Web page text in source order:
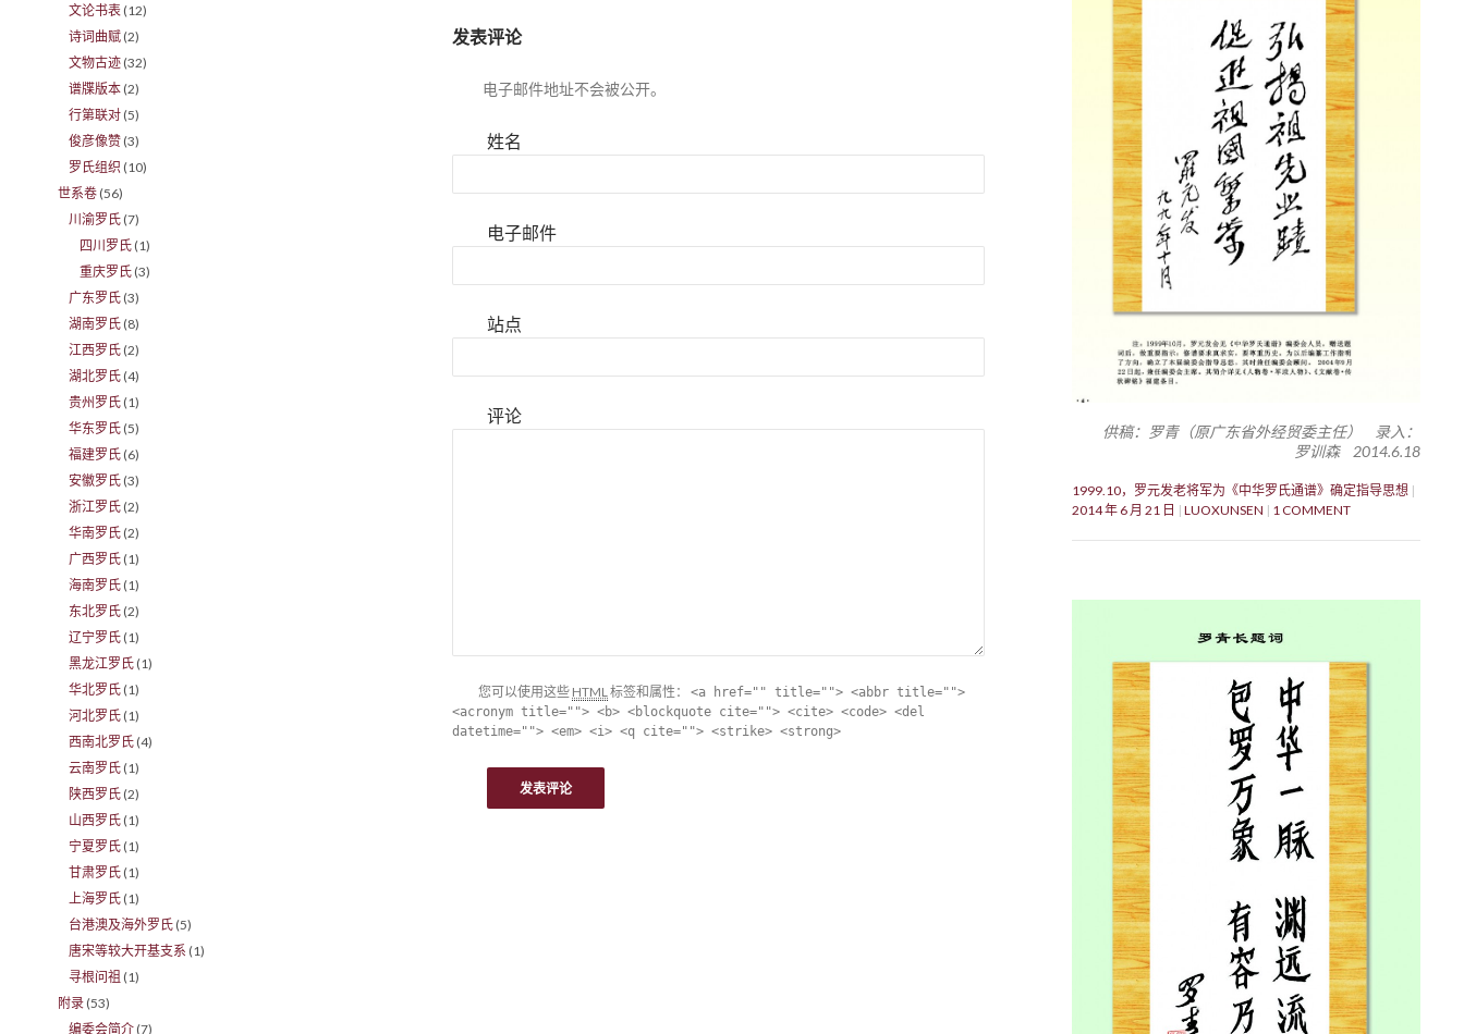
发表评论
电子邮件地址不会被公开。
姓名
电子邮件
站点
评论
您可以使用这些 HTML 标签和属性： <a href="" title=""> <abbr title="">
<acronym title=""> <b> <blockquote cite=""> <cite> <code> <del
datetime=""> <em> <i> <q cite=""> <strike> <strong>
供稿：罗青（原广东省外经贸委主任） 录入：
罗训森 2014.6.18
1999.10，罗元发老将军为《中华罗氏通谱》确定指导思想
2014 年 6 月 21 日
LUOXUNSEN 1 COMMENT
文论书表 (12)
诗词曲赋 (2)
文物古迹 (32)
谱牒版本 (2)
行第联对 (5)
俊彦像赞 (3)
罗氏组织 (10)
世系卷 (56)
川渝罗氏 (7)
四川罗氏 (1)
重庆罗氏 (3)
广东罗氏 (3)
湖南罗氏 (8)
江西罗氏 (2)
湖北罗氏 (4)
贵州罗氏 (1)
华东罗氏 (5)
福建罗氏 (6)
安徽罗氏 (3)
浙江罗氏 (2)
华南罗氏 (2)
广西罗氏 (1)
海南罗氏 (1)
东北罗氏 (2)
辽宁罗氏 (1)
黑龙江罗氏 (1)
华北罗氏 (1)
河北罗氏 (1)
西南北罗氏 (4)
云南罗氏 (1)
陕西罗氏 (2)
山西罗氏 (1)
宁夏罗氏 (1)
甘肃罗氏 (1)
上海罗氏 (1)
台港澳及海外罗氏 (5)
唐宋等较大开基支系 (1)
寻根问祖 (1)
附录 (53)
编委会简介 (7)